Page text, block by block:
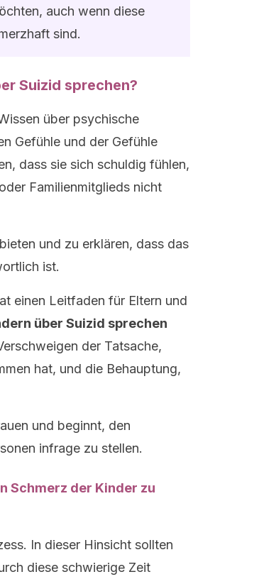
auch wenn diese
sind.
Suizid sprechen?
über psychische
Gefühle und der Gefühle
dass sie sich schuldig fühlen,
Familienmitglieds nicht
und zu erklären, dass das
ist.
einen Leitfaden für Eltern und
über Suizid sprechen
der Tatsache,
hat, und die Behauptung,
und beginnt, den
infrage zu stellen.
Schmerz der Kinder zu
In dieser Hinsicht sollten
diese schwierige Zeit